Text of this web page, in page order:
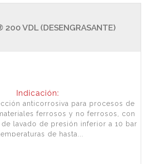
200 VDL (DESENGRASANTE)
Indicación:
anticorrosiva para procesos de
ferrosos y no ferrosos, con
lavado de presión inferior a 10 bar
de hasta...